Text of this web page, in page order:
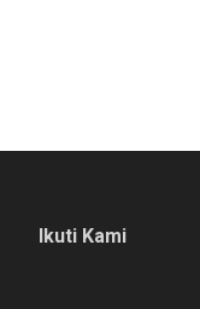
Ikuti Kami